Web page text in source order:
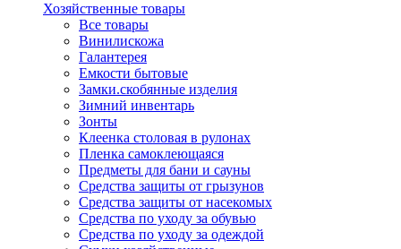
Хозяйственные товары
Все товары
Винилискожа
Галантерея
Емкости бытовые
Замки.скобянные изделия
Зимний инвентарь
Зонты
Клеенка столовая в рулонах
Пленка самоклеющаяся
Предметы для бани и сауны
Средства защиты от грызунов
Средства защиты от насекомых
Средства по уходу за обувью
Средства по уходу за одеждой